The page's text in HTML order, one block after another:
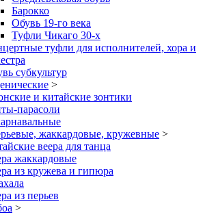
Барокко
Обувь 19-го века
Туфли Чикаго 30-х
туфли для исполнителей, хора и
субкультур
>
и китайские зонтики
парасоли
жаккардовые, кружевные >
веера для танца
жаккардовые
из кружева и гипюра
из перьев
>